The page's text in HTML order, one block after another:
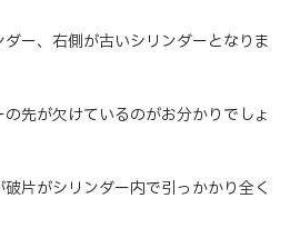
ー、右側が古いシリンダーとなりま
先が欠けているのがお分かりでしょ
片がシリンダー内で引っかかり全く